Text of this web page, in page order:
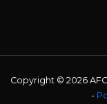
Copyright © 2026
-